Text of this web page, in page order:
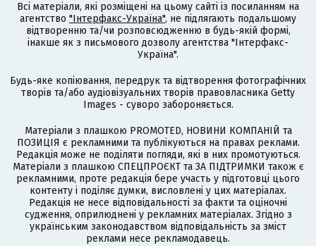
Всі матеріали, які розміщені на цьому сайті із посиланням на
агентство "Інтерфакс-Україна", не підлягають подальшому
відтворенню та/чи розповсюдженню в будь-якій формі,
інакше як з письмового дозволу агентства "Інтерфакс-
Україна".
Будь-яке копіювання, передрук та відтворення фотографічних
творів та/або аудіовізуальних творів правовласника Getty
Images - суворо забороняється.
Матеріали з плашкою PROMOTED, НОВИНИ КОМПАНІЙ та
ПОЗИЦІЯ є рекламними та публікуються на правах реклами.
Редакція може не поділяти погляди, які в них промотуються.
Матеріали з плашкою СПЕЦПРОЄКТ та ЗА ПІДТРИМКИ також є
рекламними, проте редакція бере участь у підготовці цього
контенту і поділяє думки, висловлені у цих матеріалах.
Редакція не несе відповідальності за факти та оціночні
судження, оприлюднені у рекламних матеріалах. Згідно з
українським законодавством відповідальність за зміст
реклами несе рекламодавець.